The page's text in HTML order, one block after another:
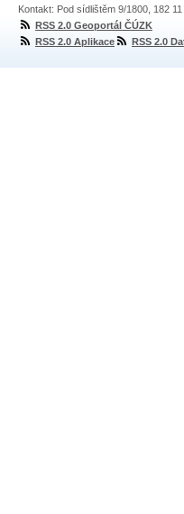
Kontakt: Pod sídlištěm 9/1800, 182
RSS 2.0 Geoportál ČÚZK
RSS 2.0 Aplikace
RSS 2.0